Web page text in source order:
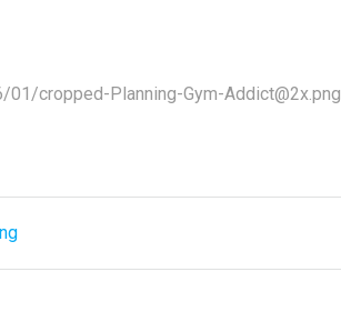
cropped-Planning-Gym-Addict@2x.png